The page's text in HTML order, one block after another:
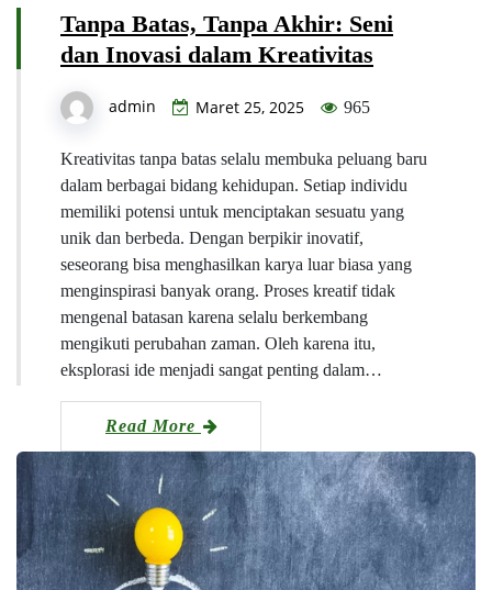
Tanpa Batas, Tanpa Akhir: Seni
dan Inovasi dalam Kreativitas
admin Maret 25, 2025 965
Kreativitas tanpa batas selalu membuka peluang baru
dalam berbagai bidang kehidupan. Setiap individu
memiliki potensi untuk menciptakan sesuatu yang
unik dan berbeda. Dengan berpikir inovatif,
seseorang bisa menghasilkan karya luar biasa yang
menginspirasi banyak orang. Proses kreatif tidak
mengenal batasan karena selalu berkembang
mengikuti perubahan zaman. Oleh karena itu,
eksplorasi ide menjadi sangat penting dalam…
Read More